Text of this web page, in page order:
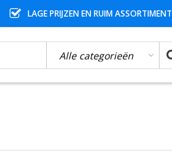
LAGE PRIJZEN EN RUIM ASSORTIMENT